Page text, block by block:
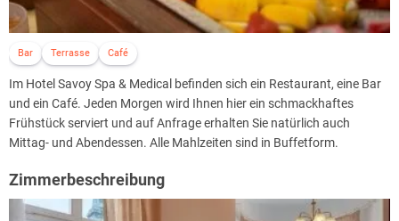
Bar Terrasse Café
Im Hotel Savoy Spa & Medical befinden sich ein Restaurant, eine Bar
und ein Café. Jeden Morgen wird Ihnen hier ein schmackhaftes
Frühstück serviert und auf Anfrage erhalten Sie natürlich auch
Mittag- und Abendessen. Alle Mahlzeiten sind in Buffetform.
Zimmerbeschreibung